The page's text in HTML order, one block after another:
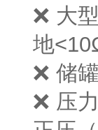
❌ 大
地
❌ 储
❌ 压